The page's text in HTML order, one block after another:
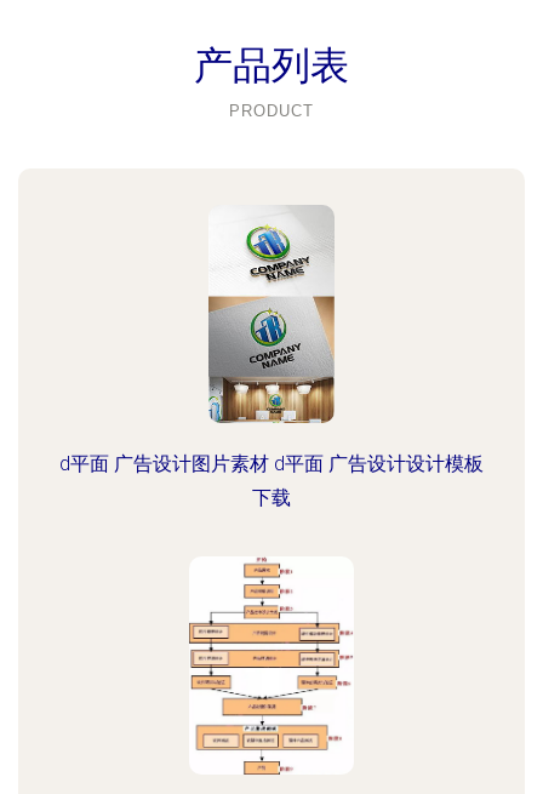
产品列表
PRODUCT
d平面 广告设计图片素材 d平面 广告设计设计模板
下载